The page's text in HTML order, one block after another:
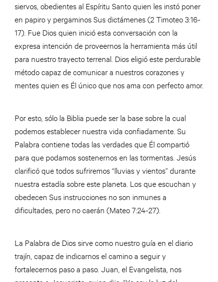
siervos, obedientes al Espíritu Santo quien les instó poner
en papiro y pergaminos Sus dictámenes (2 Timoteo 3:16-
17). Fue Dios quien inició esta conversación con la
expresa intención de proveernos la herramienta más útil
para nuestro trayecto terrenal. Dios eligió este perdurable
método capaz de comunicar a nuestros corazones y
mentes quien es Él único que nos ama con perfecto amor.
Por esto, sólo la Biblia puede ser la base sobre la cual
podemos establecer nuestra vida confiadamente. Su
Palabra contiene todas las verdades que Él compartió
para que podamos sostenernos en las tormentas. Jesús
clarificó que todos sufriremos “lluvias y vientos” durante
nuestra estadía sobre este planeta. Los que escuchan y
obedecen Sus instrucciones no son inmunes a
dificultades, pero no caerán (Mateo 7:24-27).
La Palabra de Dios sirve como nuestro guía en el diario
trajín, capaz de indicarnos el camino a seguir y
fortalecernos paso a paso. Juan, el Evangelista, nos